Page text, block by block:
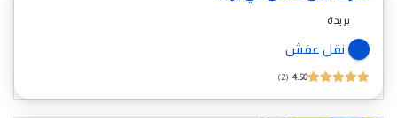
بريدة
نقل عفش
4.50
2